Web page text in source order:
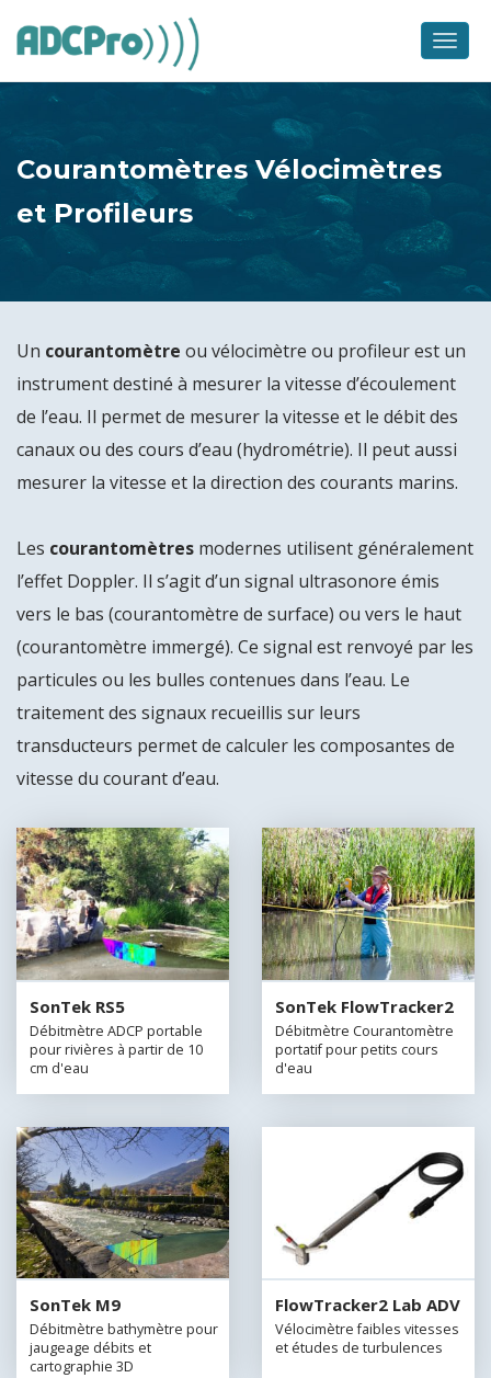
content
Menu
Courantomètres Vélocimètres
et Profileurs
Un courantomètre ou vélocimètre ou profileur est un
instrument destiné à mesurer la vitesse d’écoulement
de l’eau. Il permet de mesurer la vitesse et le débit des
canaux ou des cours d’eau (hydrométrie). Il peut aussi
mesurer la vitesse et la direction des courants marins.
Les courantomètres modernes utilisent généralement
l’effet Doppler. Il s’agit d’un signal ultrasonore émis
vers le bas (courantomètre de surface) ou vers le haut
(courantomètre immergé). Ce signal est renvoyé par les
particules ou les bulles contenues dans l’eau. Le
traitement des signaux recueillis sur leurs
transducteurs permet de calculer les composantes de
vitesse du courant d’eau.
SonTek RS5
Débitmètre ADCP portable
pour rivières à partir de 10
cm d'eau
SonTek FlowTracker2
Débitmètre Courantomètre
portatif pour petits cours
d'eau
SonTek M9
Débitmètre bathymètre pour
jaugeage débits et
cartographie 3D
FlowTracker2 Lab ADV
Vélocimètre faibles vitesses
et études de turbulences